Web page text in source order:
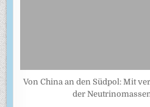
Von China an den Südpol: Mit
der